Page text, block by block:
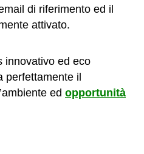
di riferimento ed il
attivato.
innovativo ed eco
perfettamente il
ed opportunità